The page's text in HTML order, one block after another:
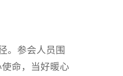
。参会人员围
命，当好暖心